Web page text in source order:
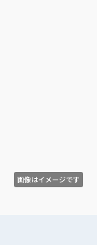
画像はイメージです